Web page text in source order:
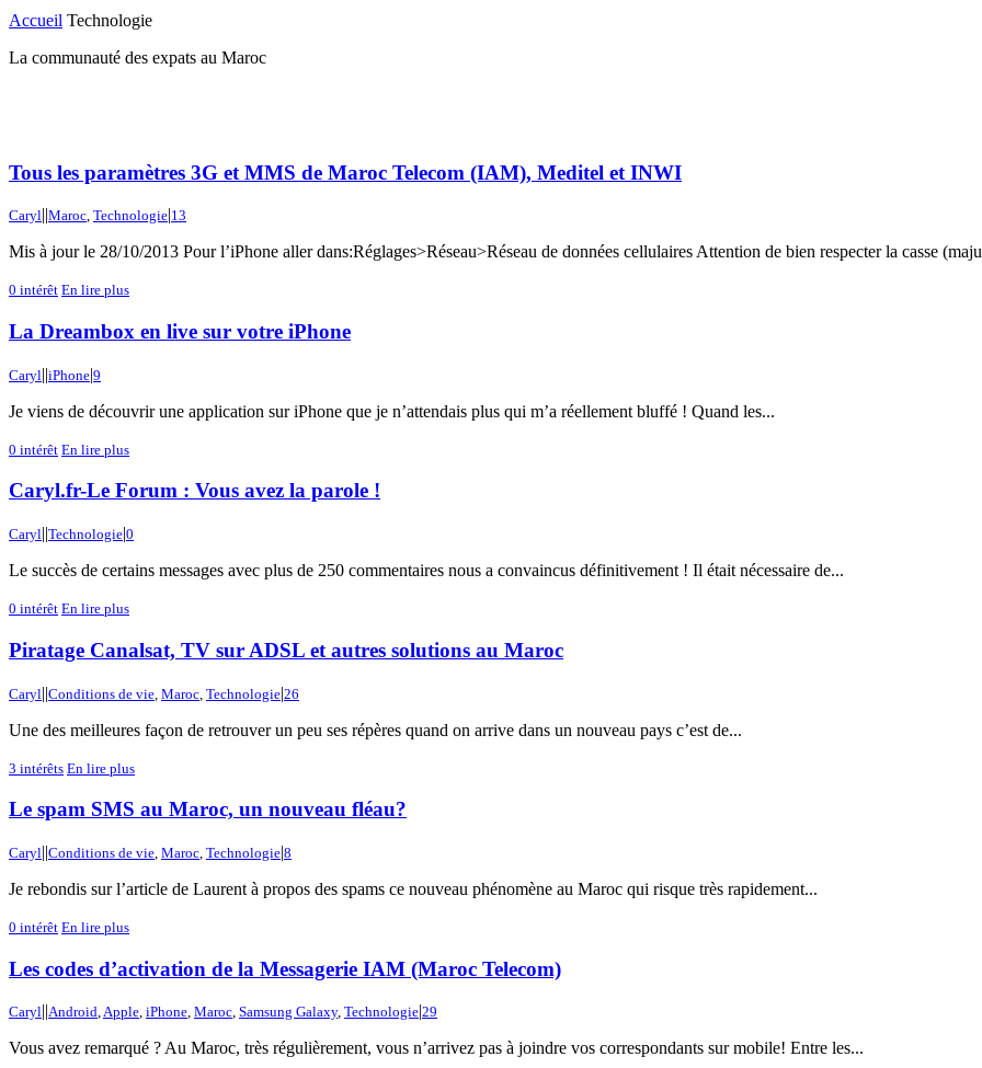
Accueil Technologie
La communauté des expats au Maroc
Tous les paramètres 3G et MMS de Maroc Telecom (IAM), Meditel et INWI
Caryl||Maroc, Technologie|13
Mis à jour le 28/10/2013 Pour l’iPhone aller dans:Réglages>Réseau>Réseau de données cellulaires Attention de bien respecter la casse
0 intérêt En lire plus
La Dreambox en live sur votre iPhone
Caryl||iPhone|9
Je viens de découvrir une application sur iPhone que je n’attendais plus qui m’a réellement bluffé ! Quand les...
0 intérêt En lire plus
Caryl.fr-Le Forum : Vous avez la parole !
Caryl||Technologie|0
Le succès de certains messages avec plus de 250 commentaires nous a convaincus définitivement ! Il était nécessaire de...
0 intérêt En lire plus
Piratage Canalsat, TV sur ADSL et autres solutions au Maroc
Caryl||Conditions de vie Maroc Technologie|26
Une des meilleures façon de retrouver un peu ses répères quand on arrive dans un nouveau pays c’est de...
3 intérêts En lire plus
Le spam SMS au Maroc, un nouveau fléau?
Caryl||Conditions de vie, Maroc, Technologie|8
Je rebondis sur l’article de Laurent à propos des spams ce nouveau phénomène au Maroc qui risque très rapidement...
0 intérêt En lire plus
Les codes d’activation de la Messagerie IAM (Maroc Telecom)
Caryl||Android,Apple, iPhone, Maroc, Samsung Galaxy, Technologie|29
Vous avez remarqué ? Au Maroc, très régulièrement, vous n’arrivez pas à joindre vos correspondants sur mobile! Entre les...